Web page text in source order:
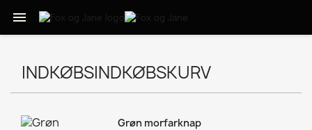

INDKØBSINDKØBSKURV
Grøn morfarknap